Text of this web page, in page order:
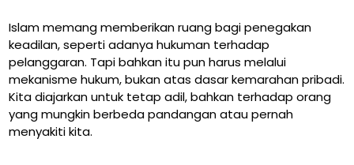
Islam memang memberikan ruang bagi penegakan
keadilan, seperti adanya hukuman terhadap
pelanggaran. Tapi bahkan itu pun harus melalui
mekanisme hukum, bukan atas dasar kemarahan pribadi.
Kita diajarkan untuk tetap adil, bahkan terhadap orang
yang mungkin berbeda pandangan atau pernah
menyakiti kita.